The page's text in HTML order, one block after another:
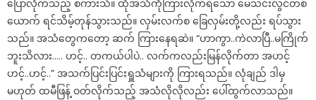
ပြောလိုက်သည့် စကားသံ။ ထိုအသံကိုကြားလိုက်ရသော မေသင်းလွင်တစ်
ယောက် ရင်သိမ့်တုန်သွားသည်။ လှမ်းလက်စ ခြေလှမ်းတို့လည်း ရပ်သွား
သည်။ အသံတွေကတော့ ဆက် ကြားနေရဆဲ။ “ဟာကွာ..ကဲလာပြီ..မကြိုက်
ဘူးသိလား….. ဟင့်.. တကယ်ပါပဲ.. လက်ကလည်းမြန်လိုက်တာ အဟင့်
ဟင့်..ဟင့်..” အသက်ပြင်းပြင်းရှူသံများကို ကြားရသည်။ လုံချည် ဒါမှ
မဟုတ် ထမီဖြန့် ဝတ်လိုက်သည့် အသံလိုလိုလည်း ပေါ်ထွက်လာသည်။